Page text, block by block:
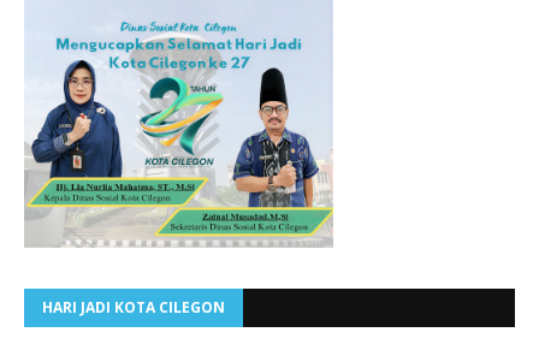
HARI JADI KOTA CILEGON